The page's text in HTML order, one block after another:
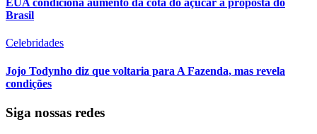
EUA condiciona aumento da cota do açúcar à proposta do
Brasil
Celebridades
Jojo Todynho diz que voltaria para A Fazenda, mas revela
condições
Siga nossas redes